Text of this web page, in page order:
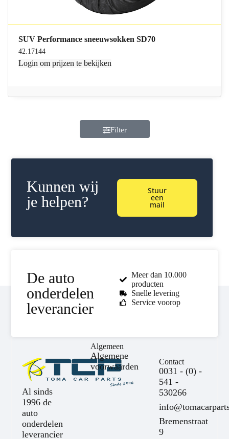
SUV Performance sneeuwsokken SD70
42.17144
Login om prijzen te bekijken
Filter
Kunnen wij
je helpen?
Stuur
een
mail
De auto
onderdelen
leverancier
Meer dan 10.000
producten
Snelle levering
Service voorop
Al sinds
1996 de
auto
onderdelen
leverancier
Algemeen
Algemene
voorwaarden
Contact
0031 - (0) -
541 -
530266
Bremenstraat
9